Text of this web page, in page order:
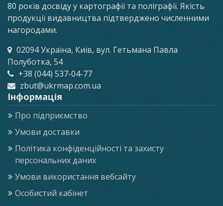
80 років досвіду у картографії та поліграфії. Якість
продукції видавництва підтверджено численними
нагородами.
02094 Україна, Київ, вул. Гетьмана Павла
Полуботка, 54
+38 (044) 537-04-77
zbut@ukrmap.com.ua
Інформація
Про підприємство
Умови доставки
Політика конфіденційності та захисту
персональних даних
Умови використання вебсайту
Особистий кабінет